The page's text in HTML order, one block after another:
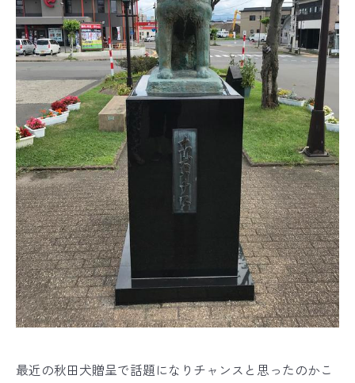
最近の秋田犬贈呈で話題になりチャンスと思ったのかこ